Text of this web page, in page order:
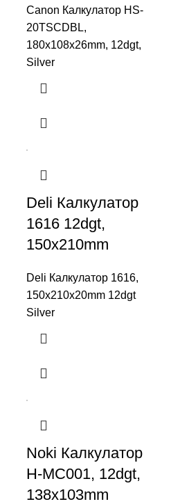
Canon Калкулатор HS-
20TSCDBL,
180x108x26mm, 12dgt,
Silver
Deli Калкулатор
1616 12dgt,
150x210mm
Deli Калкулатор 1616,
150x210x20mm 12dgt
Silver
Noki Калкулатор
H-MC001, 12dgt,
138x103mm